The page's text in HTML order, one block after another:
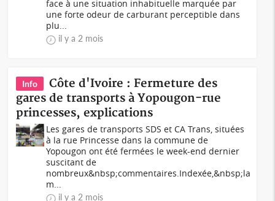
face à une situation inhabituelle marquée par
une forte odeur de carburant perceptible dans
plu...
il y a 2 mois
Info
Côte d'Ivoire : Fermeture des
gares de transports à Yopougon-rue
princesses, explications
Les gares de transports SDS et CA Trans, situées
à la rue Princesse dans la commune de
Yopougon ont été fermées le week-end dernier
suscitant de
nombreux&nbsp;commentaires.Indexée,&nbsp;la
m...
il y a 2 mois